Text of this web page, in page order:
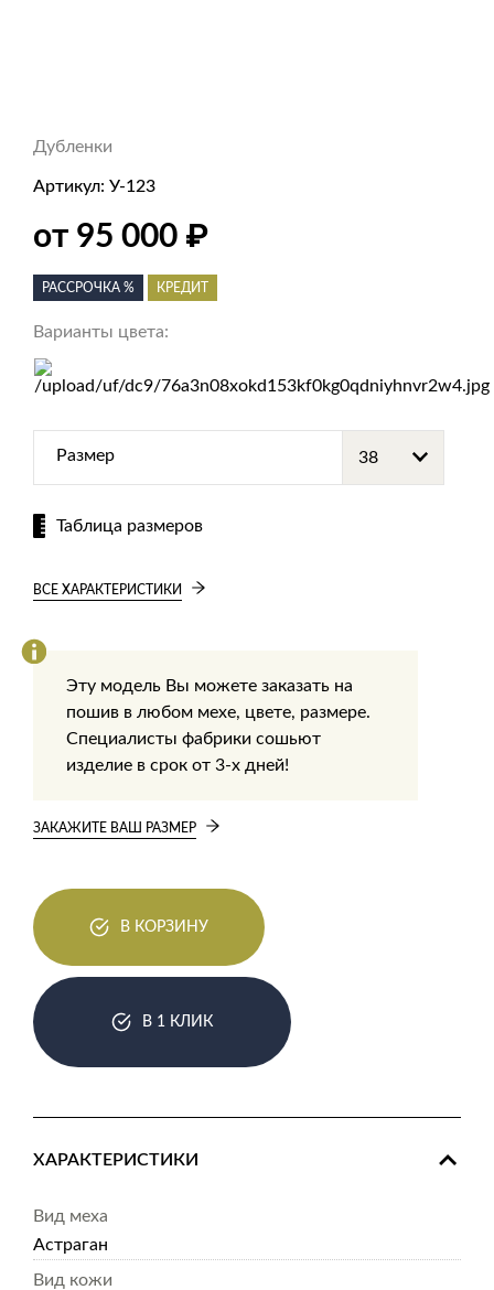
Дубленки
Артикул: У-123
от 95 000 ₽
РАССРОЧКА % КРЕДИТ
Варианты цвета:
Размер
Таблица размеров
ВСЕ ХАРАКТЕРИСТИКИ
Эту модель Вы можете заказать на
пошив в любом мехе, цвете, размере.
Специалисты фабрики сошьют
изделие в срок от 3-х дней!
ЗАКАЖИТЕ ВАШ РАЗМЕР
В КОРЗИНУ
В 1 КЛИК
ХАРАКТЕРИСТИКИ
Вид меха
Астраган
Вид кожи